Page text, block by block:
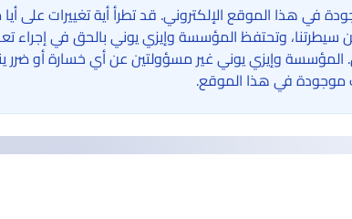
في هذا الموقع الإلكتروني. قد تطرأ أية تغييرات على
وتحتفظ المؤسسة وإيزي يوني بالحق في إجراء
وإيزي يوني غير مسؤولتين عن أي خسارة أو ضرر
موجودة في هذا الموقع.